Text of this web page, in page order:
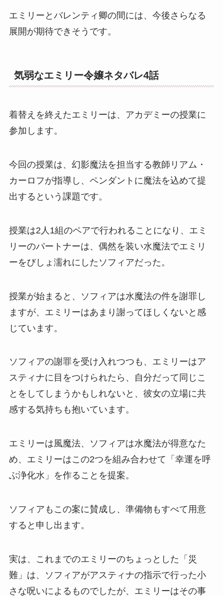
エミリーとバレンティ卿の間には、今後さらなる
展開が期待できそうです。
気弱なエミリー令嬢ネタバレ4話
着替えを終えたエミリーは、アカデミーの授業に
参加します。
今回の授業は、幻影魔法を担当する教師リアム・
カーロフが指導し、ペンダントに魔法を込めて提
出するという課題です。
授業は2人1組のペアで行われることになり、エミ
リーのパートナーは、偶然を装い水魔法でエミリ
ーをびしょ濡れにしたソフィアだった。
授業が始まると、ソフィアは水魔法の件を謝罪し
ますが、エミリーはあまり謝ってほしくないと感
じています。
ソフィアの謝罪を受け入れつつも、エミリーはア
スティナに目をつけられたら、自分だって同じこ
とをしてしまうかもしれないと、彼女の立場に共
感する気持ちも抱いています。
エミリーは風魔法、ソフィアは水魔法が得意なた
め、エミリーはこの2つを組み合わせて「幸運を呼
ぶ浄化水」を作ることを提案。
ソフィアもこの案に賛成し、準備物もすべて用意
すると申し出ます。
実は、これまでのエミリーのちょっとした「災
難」は、ソフィアがアスティナの指示で行った小
さな呪いによるものでしたが、エミリーはその事